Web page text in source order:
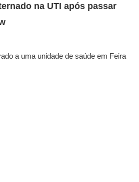
na UTI após passar
a uma unidade de saúde em Feira